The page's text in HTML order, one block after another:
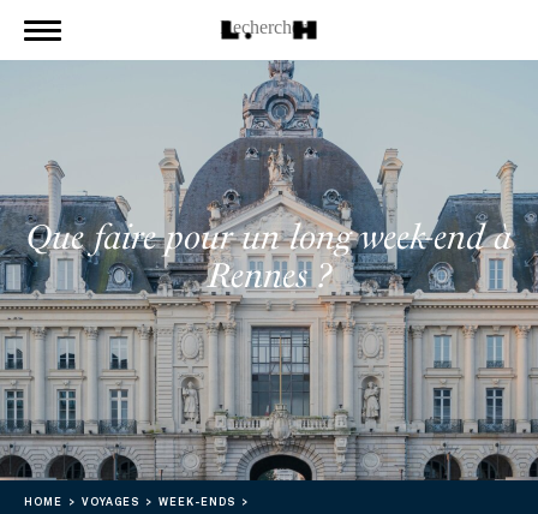
Que faire pour un long week-end à
Rennes ?
HOME VOYAGES
WEEK-ENDS